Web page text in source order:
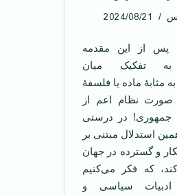
2024/08/21
پس از این مقدمه
به تفکیک میان
مثابۀ ماده یا فلسفۀ
نظام اعم از
جمهوری‌! در درستی
استدلال مبتنی بر
و گسترده در جهان
که فکر می‌کنیم
ادبیات سیاسی و